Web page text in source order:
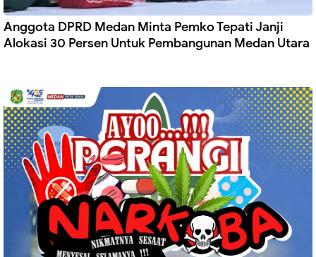
Anggota DPRD Medan Minta Pemko Tepati Janji
Alokasi 30 Persen Untuk Pembangunan Medan Utara